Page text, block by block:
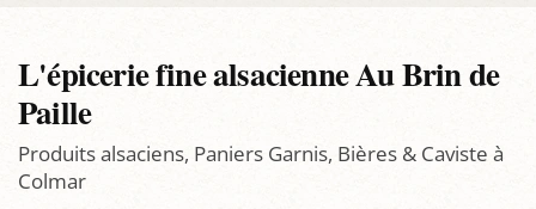
L'épicerie fine alsacienne Au Brin de
Paille
Produits alsaciens, Paniers Garnis, Bières & Caviste à
Colmar